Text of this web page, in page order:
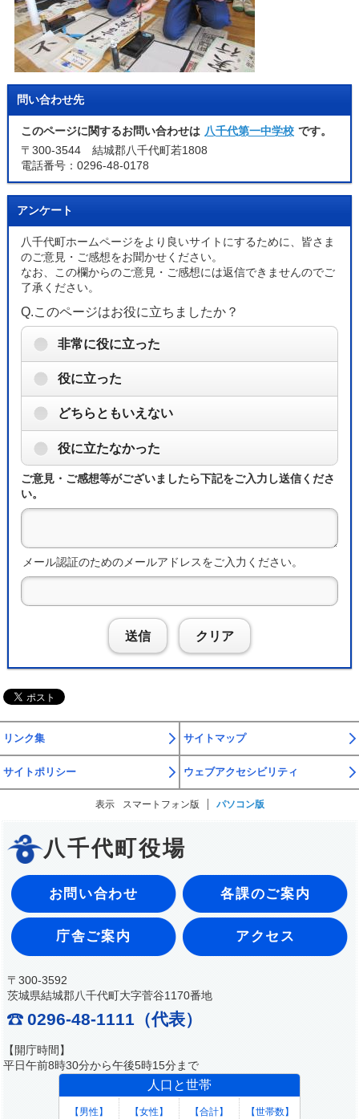
問い合わせ先
このページに関するお問い合わせは 八千代第一中学校 です。
〒300-3544 結城郡八千代町若1808
電話番号：0296-48-0178
アンケート
八千代町ホームページをより良いサイトにするために、皆さま
のご意見・ご感想をお聞かせください。
なお、この欄からのご意見・ご感想には返信できませんのでご
了承ください。
Q.このページはお役に立ちましたか？
非常に役に立った
役に立った
どちらともいえない
役に立たなかった
ご意見・ご感想等がございましたら下記をご入力し送信くださ
い。
メール認証のためのメールアドレスをご入力ください。
送信 クリア
リンク集 サイトマップ
サイトポリシー ウェブアクセシビリティ
表示 スマートフォン版 パソコン版
八千代町役場
お問い合わせ 各課のご案内
庁舎ご案内 アクセス
〒300-3592
茨城県結城郡八千代町大字菅谷1170番地
0296-48-1111（代表）
【開庁時間】
平日午前8時30分から午後5時15分まで